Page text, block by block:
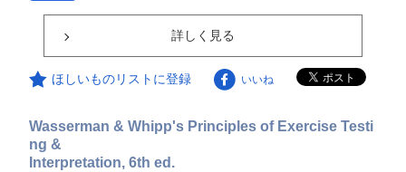
詳しく見る
ほしいものリストに登録 いいね
Wasserman & Whipp's Principles of Exercise Testi
ng &
Interpretation, 6th ed.